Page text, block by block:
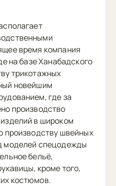
время компания
на базе Ханабадского
трикотажных
новейшим
где за
производство
в широком
производству швейных
моделей спецодежды
бельё,
кроме того,
костюмов.